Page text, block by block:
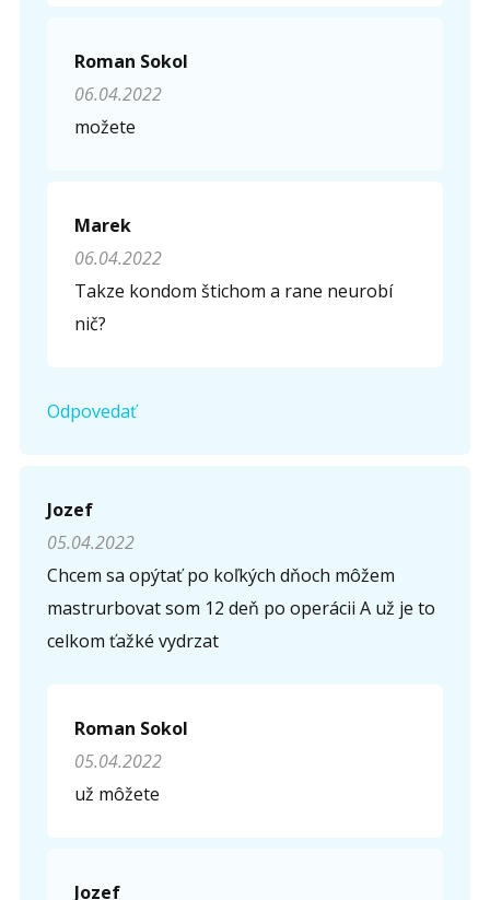
Roman Sokol
06.04.2022
možete
Marek
06.04.2022
Takze kondom štichom a rane neurobí
nič?
Odpovedať
Jozef
05.04.2022
Chcem sa opýtať po koľkých dňoch môžem
mastrurbovat som 12 deň po operácii A už je to
celkom ťažké vydrzat
Roman Sokol
05.04.2022
už môžete
Jozef